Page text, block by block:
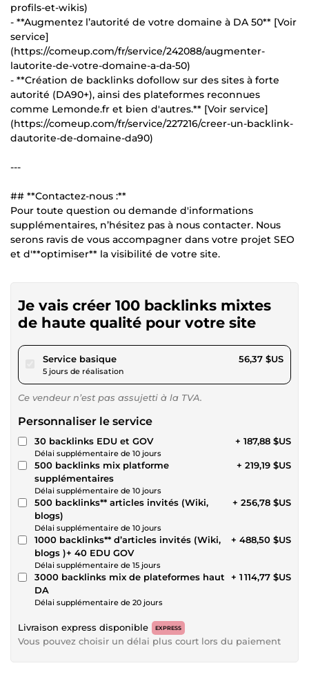
profils-et-wikis)
- **Augmentez l’autorité de votre domaine à DA 50** [Voir
service]
(https://comeup.com/fr/service/242088/augmenter-
lautorite-de-votre-domaine-a-da-50)
- **Création de backlinks dofollow sur des sites à forte
autorité (DA90+), ainsi des plateformes reconnues
comme Lemonde.fr et bien d'autres.** [Voir service]
(https://comeup.com/fr/service/227216/creer-un-backlink-
dautorite-de-domaine-da90)
---
## **Contactez-nous :**
Pour toute question ou demande d'informations
supplémentaires, n’hésitez pas à nous contacter. Nous
serons ravis de vous accompagner dans votre projet SEO
et d'**optimiser** la visibilité de votre site.
Je vais créer 100 backlinks mixtes
de haute qualité pour votre site
Service basiquepour 51,95 $US
5 jours de réalisation
56,37 $US
Ce vendeur n’est pas assujetti à la TVA.
Personnaliser le service
30 backlinks EDU et GOV
Délai supplémentaire de 10 jours
+ 187,88 $US
500 backlinks mix platforme
supplémentaires
Délai supplémentaire de 10 jours
+ 219,19 $US
500 backlinks** articles invités (Wiki,
blogs)
Délai supplémentaire de 10 jours
+ 256,78 $US
1000 backlinks** d’articles invités (Wiki,
blogs )+ 40 EDU GOV
Délai supplémentaire de 15 jours
+ 488,50 $US
3000 backlinks mix de plateformes haut
DA
Délai supplémentaire de 20 jours
+ 1 114,77 $US
Livraison express disponible EXPRESS
Vous pouvez choisir un délai plus court lors du paiement